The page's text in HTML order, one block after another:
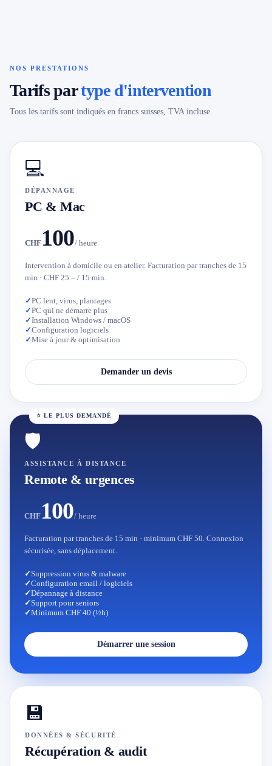
NOS PRESTATIONS
Tarifs partype d'intervention
Tous les tarifs sont indiqués en francs suisses, TVA incluse.
💻
DÉPANNAGE
PC & Mac
CHF 100/ heure
Intervention à domicile ou en atelier. Facturation par tranches de 15
min · CHF 25.– / 15 min.
✓PC lent, virus, plantages
✓PC qui ne démarre plus
✓Installation Windows / macOS
✓Configuration logiciels
✓Mise à jour & optimisation
Demander un devis
⭐ LE PLUS DEMANDÉ
🛡️
ASSISTANCE À DISTANCE
Remote & urgences
CHF 100/ heure
Facturation par tranches de 15 min · minimum CHF 50. Connexion
sécurisée, sans déplacement.
✓Suppression virus & malware
✓Configuration email / logiciels
✓Dépannage à distance
✓Support pour seniors
✓Minimum CHF 40 (½h)
Démarrer une session
💾
DONNÉES & SÉCURITÉ
Récupération & audit